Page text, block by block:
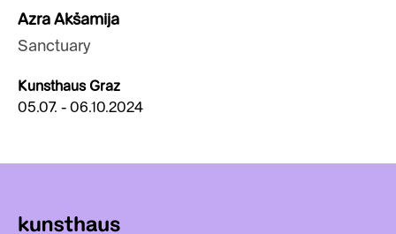
Azra Akšamija
Sanctuary
Kunsthaus Graz
05.07. - 06.10.2024